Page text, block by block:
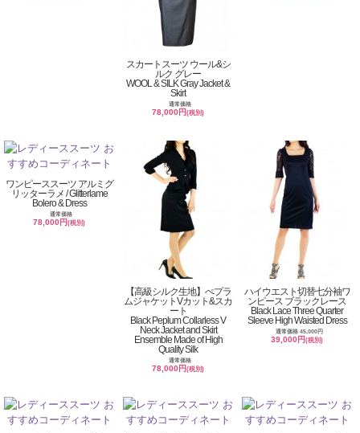
スカートスーツ ウール&シ
ルク グレー
WOOL & SILK Gray Jacket &
Skirt
通常価格
78,000円(税別)
ワンピーススーツ アルミグ
リッターラメ / Glitterlame
Bolero & Dress
通常価格
78,000円(税別)
【高級シルク生地】ぺプラ
ムジャケットVカット&スカ
ート
Black Peplum Collarless V
Neck Jacket and Skirt
Ensemble Made of High
Quality Silk
通常価格
78,000円(税別)
ハイウエスト切替七分袖ワ
ンピース ブラックレース
Black Lace Three Quarter
Sleeve High Waisted Dress
通常価格 45,000円
39,000円(税別)